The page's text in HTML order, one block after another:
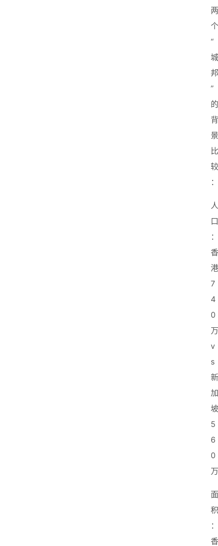
两
个
“
城
邦
”
的
背
景
比
较
：
人
口
：
香
港
7
4
0
万
v
s
新
加
坡
5
6
0
万
面
积
：
香